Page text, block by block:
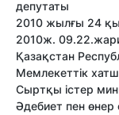
депутаты
2010 жылғы 24
2010ж.
Қазақстан
Мемлекеттік
Сыртқы істер
Әдебиет пен өнер